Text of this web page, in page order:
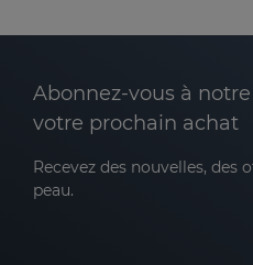
Not all facial
Facial sun spots
dark in color and are
outdoors and do not
Abonnez-vous à
votre prochain achat
Recevez des nouvelles,
peau.